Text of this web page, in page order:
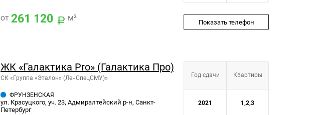
от 261 120 м² Показать телефон
ЖК «Галактика Pro» (Галактика Про)
СК «Группа «Эталон» (ЛенСпецСМУ)»
ФРУНЗЕНСКАЯ
ул. Красуцкого, уч. 23, Адмиралтейский р-н, Санкт-
Петербург
Год сдачи Квартиры
2021 1,2,3